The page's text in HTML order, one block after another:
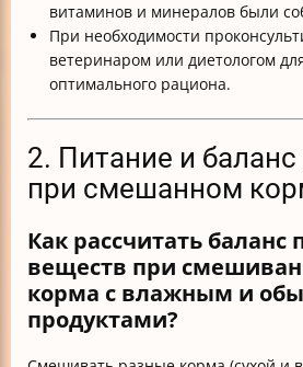
витаминов и минералов были
При необходимости
ветеринаром или диетологом
оптимального рациона.
2. Питание и
при смешанном
Как рассчитать баланс
веществ при
корма с влажным и
продуктами?